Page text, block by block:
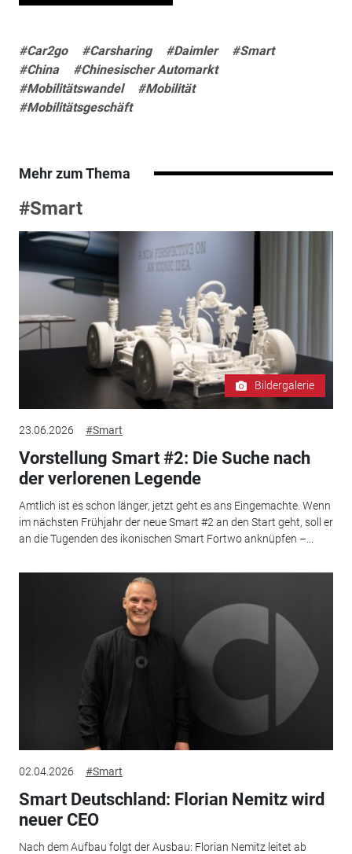
#Car2go #Carsharing #Daimler
#Smart
#China
#Chinesischer Automarkt
#Mobilitätswandel
#Mobilität
#Mobilitätsgeschäft
Mehr zum Thema
#Smart
Bildergalerie
23.06.2026 #Smart
Vorstellung Smart #2: Die Suche nach
der verlorenen Legende
Amtlich ist es schon länger, jetzt geht es ans Eingemachte. Wenn
im nächsten Frühjahr der neue Smart #2 an den Start geht, soll er
an die Tugenden des ikonischen Smart Fortwo anknüpfen –...
02.04.2026 #Smart
Smart Deutschland: Florian Nemitz wird
neuer CEO
Nach dem Aufbau folgt der Ausbau: Florian Nemitz leitet ab